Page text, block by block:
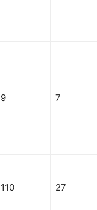
9 7
110 27